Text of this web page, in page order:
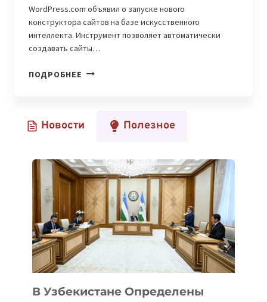
WordPress.com объявил о запуске нового
конструктора сайтов на базе искусственного
интеллекта. Инструмент позволяет автоматически
создавать сайты…
ПОДРОБНЕЕ WORDPRESS
САЙТОВ
Новости Полезное
В Узбекистане Определены